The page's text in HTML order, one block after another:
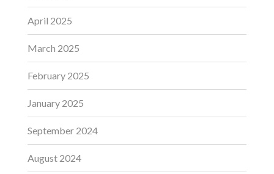
April 2025
March 2025
February 2025
January 2025
September 2024
August 2024